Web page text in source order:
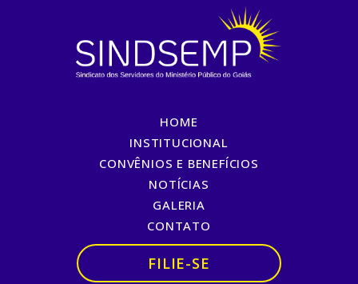
HOME
INSTITUCIONAL
CONVÊNIOS E BENEFÍCIOS
NOTÍCIAS
GALERIA
CONTATO
FILIE-SE
1º de Maio – Dia do
Trabalhador
1º de Maio – Dia do Trabalhador